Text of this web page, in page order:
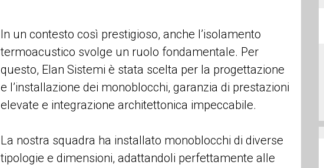
In un contesto così prestigioso, anche l’isolamento
termoacustico svolge un ruolo fondamentale. Per
questo, Elan Sistemi è stata scelta per la progettazione
e l’installazione dei monoblocchi, garanzia di prestazioni
elevate e integrazione architettonica impeccabile.
La nostra squadra ha installato monoblocchi di diverse
tipologie e dimensioni, adattandoli perfettamente alle